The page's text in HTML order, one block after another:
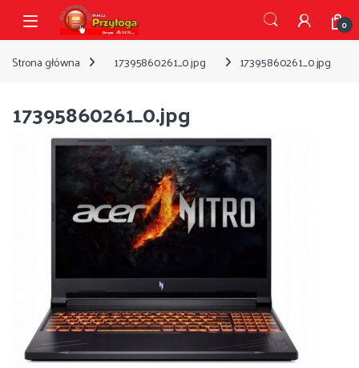
Przejdź do nawigacji
Przejdź do treści
Open 0
Strona główna 17395860261_0.jpg 17395860261_0.jpg
17395860261_0.jpg